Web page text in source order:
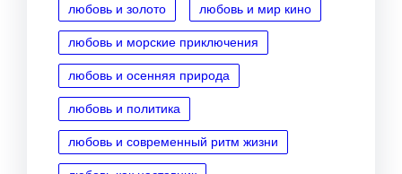
любовь и золото любовь и мир кино
любовь и морские приключения
любовь и осенняя природа
любовь и политика
любовь и современный ритм жизни